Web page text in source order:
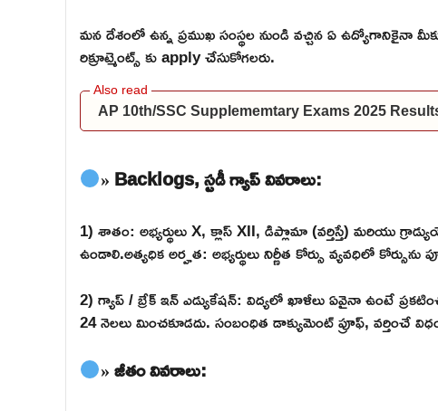
మన దేశంలో ఉన్న ప్రముఖ సంస్థల నుండి వచ్చిన ఏ ఉద్యోగానికైనా
రిక్రూట్మెంట్స్ కు apply చేసుకోగలరు.
AP 10th/SSC Supplememtary Exams 2025
» Backlogs, స్టడీ గ్యాప్ వివరాలు:
1) శాతం: అభ్యర్థులు X, క్లాస్ XII, డిప్లొమా (వర్తిస్తే) మరియు
ఉండాలి.అత్యధిక అర్హత: అభ్యర్థులు నిర్ణీత కోర్సు వ్యవధిలో
2) గ్యాప్ / బ్రేక్ ఇన్ ఎడ్యుకేషన్: విద్యలో ఖాళీలు ఏవైనా ఉంటే
24 నెలలు మించకూడదు. సంబంధిత డాక్యుమెంట్ ప్రూఫ్,
» జీతం వివరాలు: